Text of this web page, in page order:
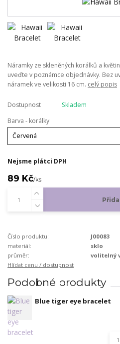
Náramky ze skleněných korálků a
uveďte v poznámce objednávky. Bez
náramek ve velikosti 16 cm. celý popis
Dostupnost
Skladem
Barva - korálky
Nejsme plátci DPH
89 Kč/ks
Číslo produktu:
J00083
materiál:
sklo
průměr:
volitelný
Hlídat cenu / dostupnost
Podobné produkty
Blue tiger eye bracelet